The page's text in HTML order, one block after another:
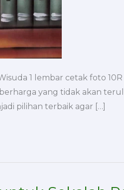
1 lembar cetak foto
yang tidak akan
pilihan terbaik agar […]